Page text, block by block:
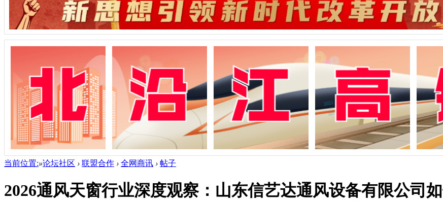
当前位置:»论坛社区 › 联盟合作 › 全网商讯 › 帖子
2026通风天窗行业深度观察：山东信艺达通风设备有限公司